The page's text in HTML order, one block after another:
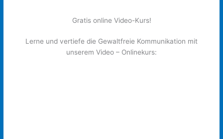
Gratis online Video-Kurs!
Lerne und vertiefe die Gewaltfreie Kommunikation mit
unserem Video – Onlinekurs: